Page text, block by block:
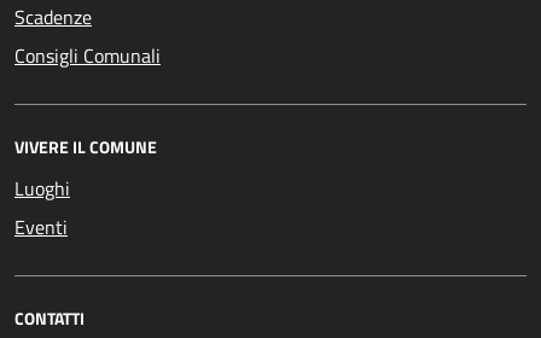
Scadenze
Consigli Comunali
VIVERE IL COMUNE
Luoghi
Eventi
CONTATTI